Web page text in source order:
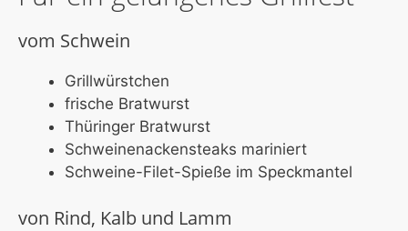
vom Schwein
Grillwürstchen
frische Bratwurst
Thüringer Bratwurst
Schweinenackensteaks mariniert
Schweine-Filet-Spieße im Speckmantel
von Rind, Kalb und Lamm